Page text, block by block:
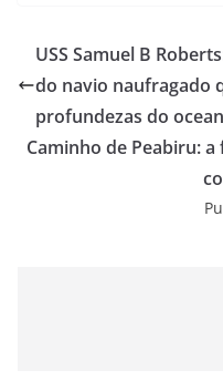
USS Samuel B
do navio naufragado
profundezas do
Caminho de Peabiru: